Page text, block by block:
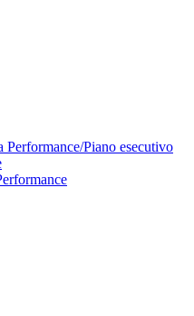
Performance/Piano esecutivo